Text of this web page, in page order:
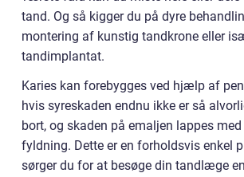
tand. Og så kigger du på dyre
montering af kunstig tandkrone eller
tandimplantat.
Karies kan forebygges ved hjælp af
hvis syreskaden endnu ikke er så
bort, og skaden på emaljen lappes
fyldning. Dette er en forholdsvis enkel
sørger du for at besøge din tandlæge